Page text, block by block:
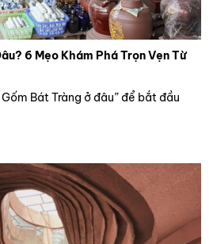
6 Mẹo Khám Phá Trọn Vẹn Từ
Bát Tràng ở đâu” để bắt đầu